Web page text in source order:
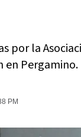
por la
en Pergamino.
PM